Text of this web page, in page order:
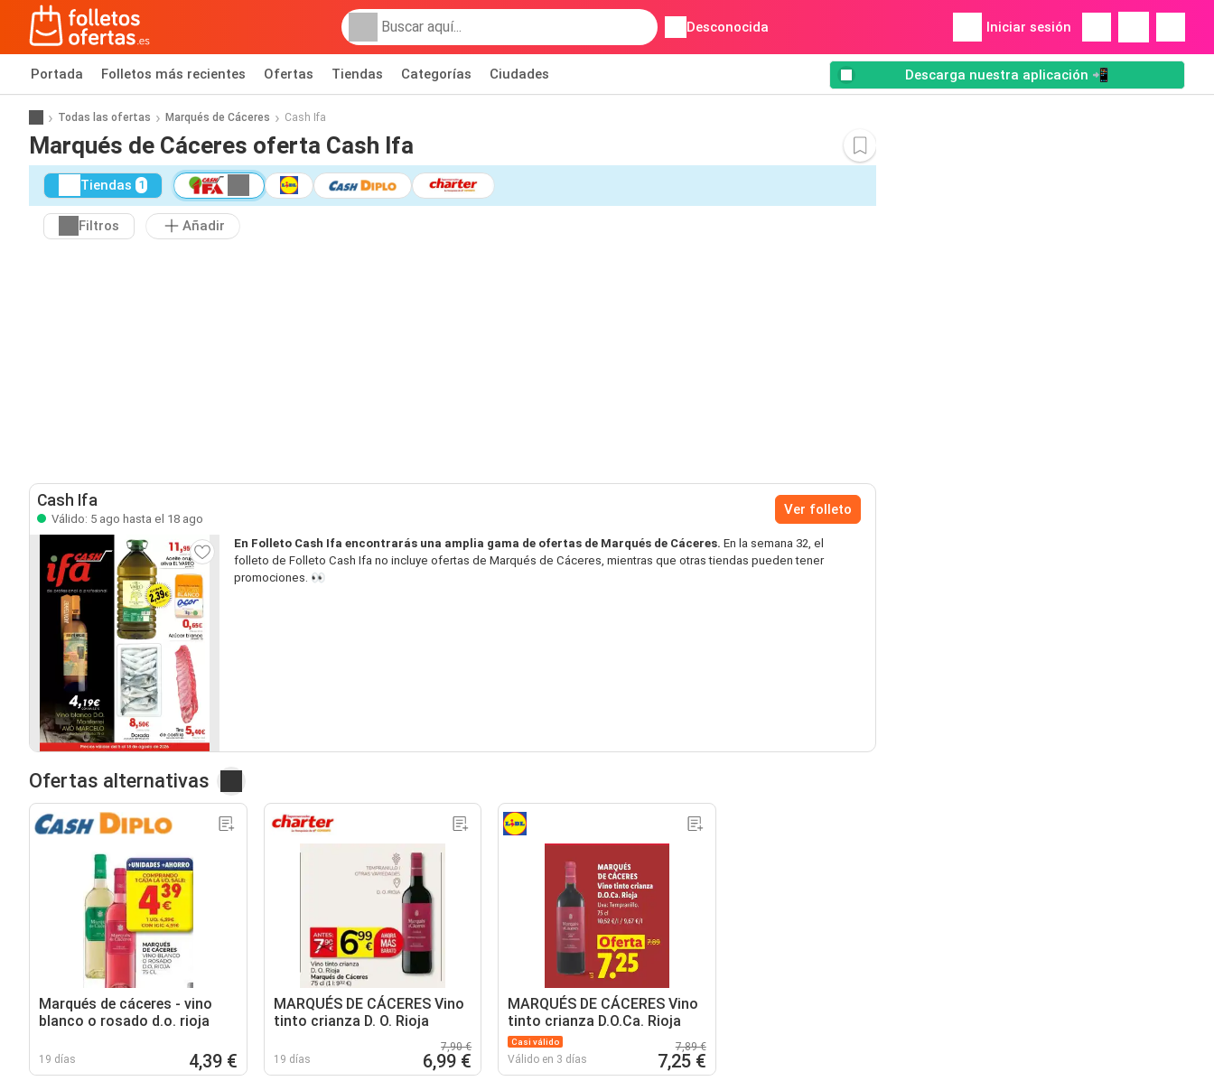
Desconocida Iniciar sesión
Portada Folletos más recientes Ofertas Tiendas Categorías Ciudades Descarga nuestra aplicación 📲
Todas las ofertas Marqués de Cáceres Cash Ifa
Marqués de Cáceres oferta Cash Ifa
Tiendas 1
Filtros Añadir
Cash Ifa
Válido: 5 ago hasta el 18 ago
Ver folleto
En Folleto Cash Ifa encontrarás una amplia gama de ofertas de Marqués de Cáceres. En la semana 32, el
folleto de Folleto Cash Ifa no incluye ofertas de Marqués de Cáceres, mientras que otras tiendas pueden tener
promociones. 👀
Ofertas alternativas
Marqués de cáceres - vino
blanco o rosado d.o. rioja
19 días 4,39 €
MARQUÉS DE CÁCERES Vino
tinto crianza D. O. Rioja
19 días
7,90 €
6,99 €
MARQUÉS DE CÁCERES Vino
tinto crianza D.O.Ca. Rioja
Casi válido
Válido en 3 días
7,89 €
7,25 €